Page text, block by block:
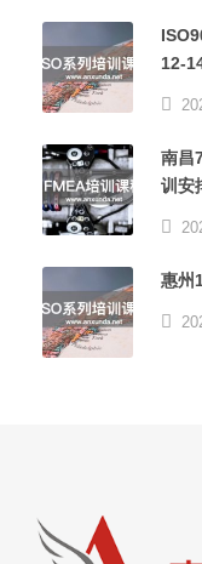
12-
南昌
训安
惠州